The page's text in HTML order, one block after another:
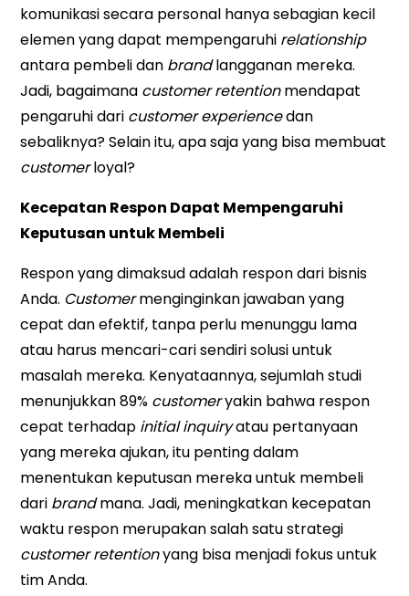
komunikasi secara personal hanya sebagian kecil
elemen yang dapat mempengaruhi relationship
antara pembeli dan brandlangganan mereka.
Jadi, bagaimana customer retentionmendapat
pengaruhi dari customer experiencedan
sebaliknya? Selain itu, apa saja yang bisa membuat
customerloyal?
Kecepatan Respon Dapat Mempengaruhi
Keputusan untuk Membeli
Respon yang dimaksud adalah respon dari bisnis
Anda. Customermenginginkan jawaban yang
cepat dan efektif, tanpa perlu menunggu lama
atau harus mencari-cari sendiri solusi untuk
masalah mereka. Kenyataannya, sejumlah studi
menunjukkan 89% customeryakin bahwa respon
cepat terhadap initial inquiryatau pertanyaan
yang mereka ajukan, itu penting dalam
menentukan keputusan mereka untuk membeli
dari brandmana. Jadi, meningkatkan kecepatan
waktu respon merupakan salah satu strategi
customer retentionyang bisa menjadi fokus untuk
tim Anda.